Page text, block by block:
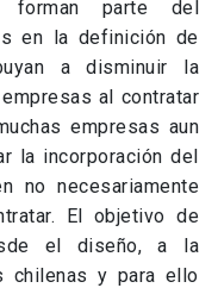
forman parte del
en la definición de
a disminuir la
al contratar
empresas aun
la incorporación del
no necesariamente
El objetivo de
el diseño, a la
chilenas y para ello